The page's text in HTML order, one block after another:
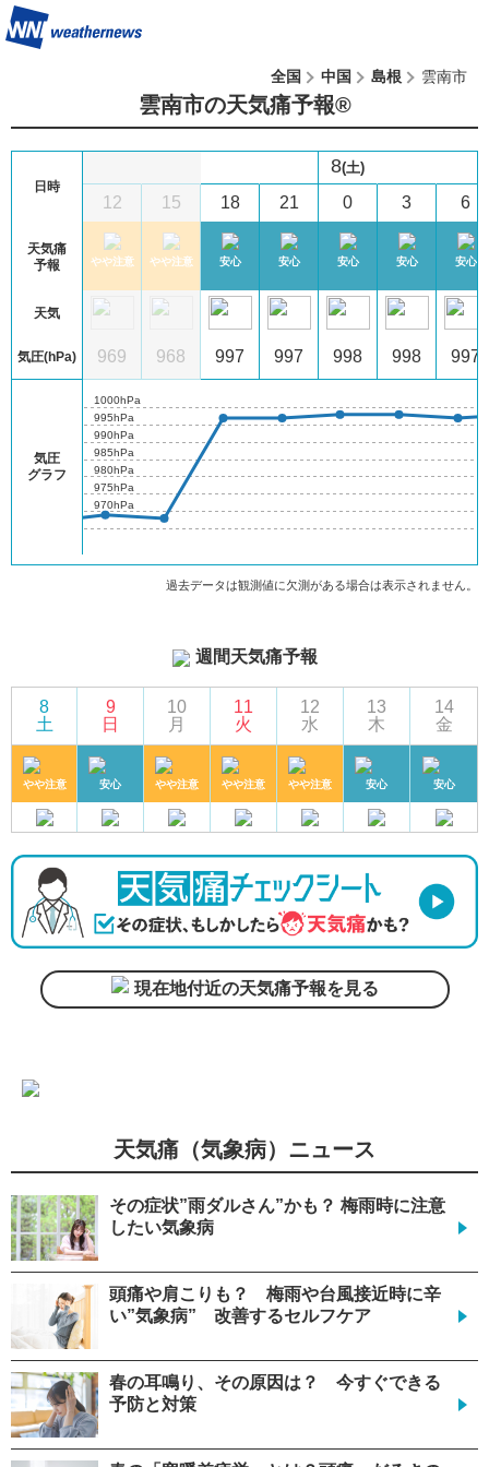
全国 中国 島根 雲南市
雲南市の天気痛予報®︎
日時
天気痛
予報
天気
気圧(hPa)
気圧
グラフ
安心
967
12
やや注意
969
15
やや注意
968
18
安心
997
21
安心
997
8(土)
0
安心
998
3
安心
998
6
安心
997
970hPa
975hPa
980hPa
985hPa
990hPa
995hPa
1000hPa
過去データは観測値に欠測がある場合は表示されません。
週間天気痛予報
8
土
やや注意
9
日
安心
10
月
やや注意
11
火
やや注意
12
水
やや注意
13
木
安心
14
金
安心
現在地付近の天気痛予報を見る
天気痛（気象病）ニュース
その症状”雨ダルさん”かも？ 梅雨時に注意
したい気象病
頭痛や肩こりも？ 梅雨や台風接近時に辛
い”気象病” 改善するセルフケア
春の耳鳴り、その原因は？ 今すぐできる
予防と対策